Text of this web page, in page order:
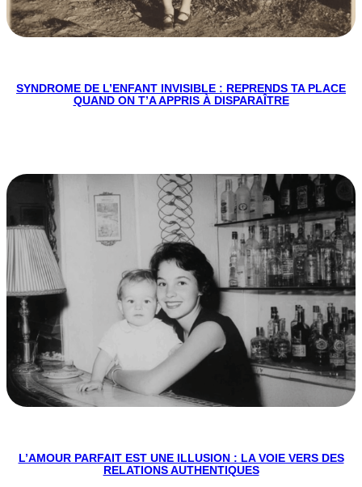
SYNDROME DE L’ENFANT INVISIBLE : REPRENDS TA PLACE
QUAND ON T’A APPRIS À DISPARAÎTRE
L’AMOUR PARFAIT EST UNE ILLUSION : LA VOIE VERS DES
RELATIONS AUTHENTIQUES